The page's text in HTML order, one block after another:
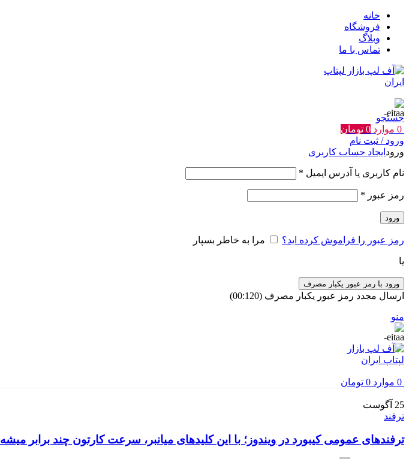
خانه
فروشگاه
وبلاگ
تماس با ما
جستجو
0 موارد 0 تومان
ورود / ثبت نام
ورود ایجاد حساب کاربری
نام کاربری یا آدرس ایمیل *
رمز عبور *
ورود
رمز عبور را فراموش کرده اید؟ مرا به خاطر بسپار
یا
ورود با رمز عبور یکبار مصرف
ارسال مجدد رمز عبور یکبار مصرف (00:
120
)
منو
0 موارد 0 تومان
25 آگوست
ترفند
ترفندهای عمومی کیبورد در ویندوز؛ با این کلیدهای میانبر، سرعت کارتون چند برابر میشه